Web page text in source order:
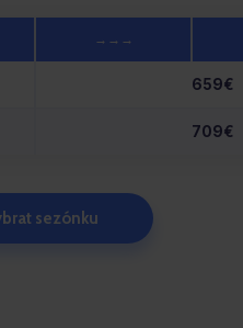
→→→
659€
709€
sezónku